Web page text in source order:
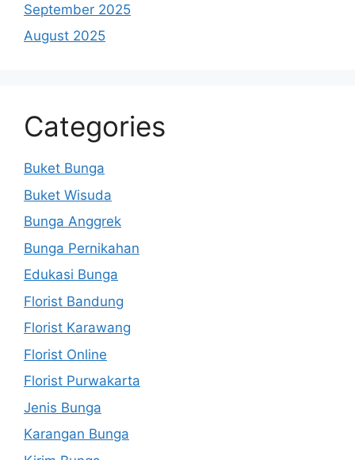
September 2025
August 2025
Categories
Buket Bunga
Buket Wisuda
Bunga Anggrek
Bunga Pernikahan
Edukasi Bunga
Florist Bandung
Florist Karawang
Florist Online
Florist Purwakarta
Jenis Bunga
Karangan Bunga